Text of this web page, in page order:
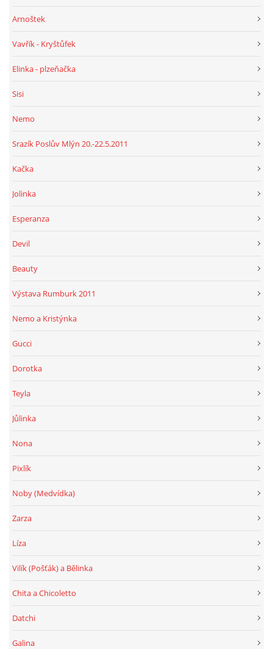
Arnoštek
Vavřík - Kryštůfek
Elinka - plzeňačka
Sisi
Nemo
Srazík Poslův Mlýn 20.-22.5.2011
Kačka
Jolinka
Esperanza
Devil
Beauty
Výstava Rumburk 2011
Nemo a Kristýnka
Gucci
Dorotka
Teyla
Jůlinka
Nona
Pixlík
Noby (Medvídka)
Zarza
Líza
Vilík (Pošťák) a Bělinka
Chita a Chicoletto
Datchi
Galina